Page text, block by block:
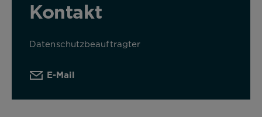
Kontakt
Datenschutzbeauftragter
E-Mail